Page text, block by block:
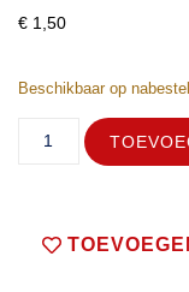
€ 1,50
Beschikbaar op